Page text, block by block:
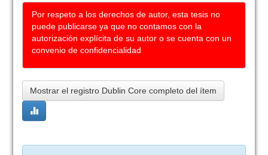
Por respeto a los derechos de autor, esta tesis no
puede publicarse ya que no contamos con la
autorización explícita de su autor o se cuenta con un
convenio de confidencialidad
Mostrar el registro Dublin Core completo del ítem